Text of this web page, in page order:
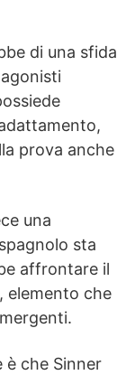
di una sfida
prova anche
una
sta
affrontare il
elemento che
è che Sinner